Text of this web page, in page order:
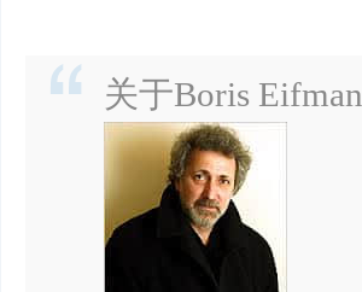
关于Boris Eifman